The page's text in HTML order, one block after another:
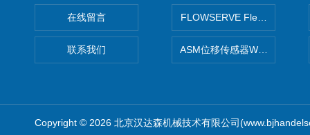
在线留言
联系我们
FLOWSERVE Flex Wedge闸
ASM位移传感器WS10-750
Copyright © 2026 北京汉达森机械技术有限公司